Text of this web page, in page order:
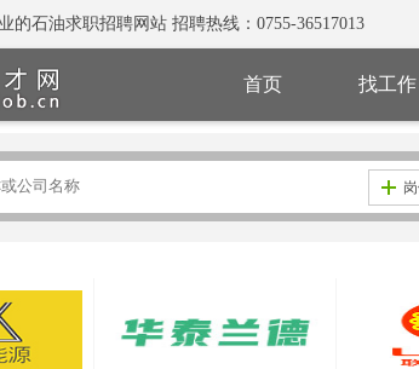
的石油求职招聘网站 招聘热线：0755-36517013
首页 找工作